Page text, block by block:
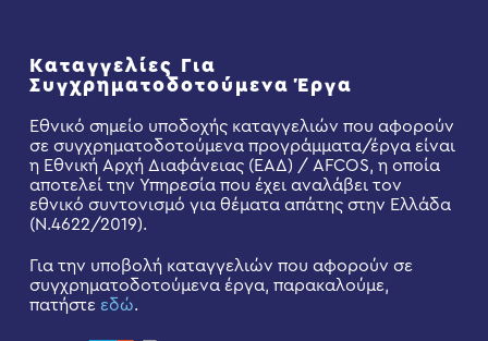
Καταγγελίες Για
Συγχρηματοδοτούμενα Έργα
Εθνικό σημείο υποδοχής καταγγελιών που αφορούν
σε συγχρηματοδοτούμενα προγράμματα/έργα είναι
η Εθνική Αρχή Διαφάνειας (ΕΑΔ) / AFCOS, η οποία
αποτελεί την Υπηρεσία που έχει αναλάβει τον
εθνικό συντονισμό για θέματα απάτης στην Ελλάδα
(Ν.4622/2019).
Για την υποβολή καταγγελιών που αφορούν σε
συγχρηματοδοτούμενα έργα, παρακαλούμε,
πατήστε εδώ.